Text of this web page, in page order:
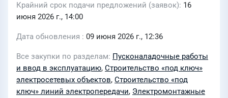
Крайний срок подачи предложений (заявок) 16
июня 2026 г., 14:00
Дата обновления 09 июня 2026 г., 12:36
Все закупки по разделам Пусконаладочные работы
и ввод в эксплуатацию, Строительство «под ключ»
электросетевых объектов, Строительство «под
ключ» линий электропередачи, Электромонтажные